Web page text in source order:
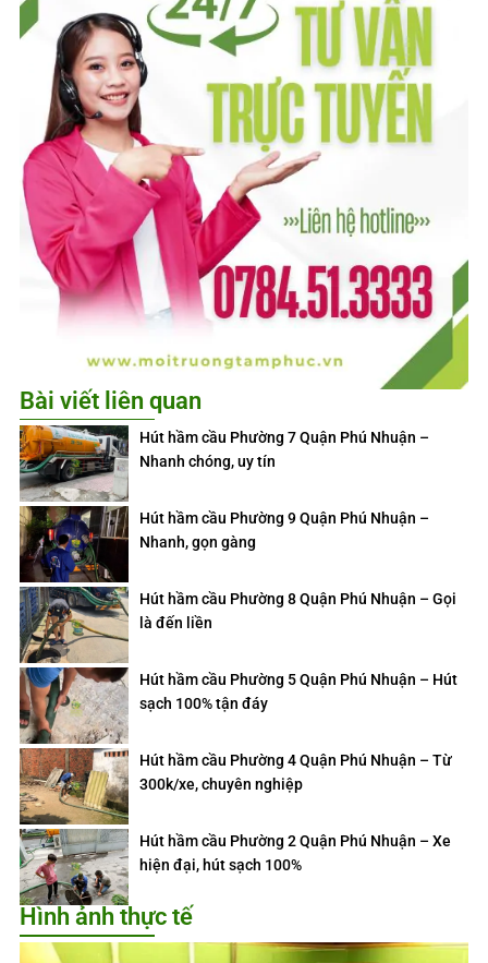
Bài viết liên quan
Hút hầm cầu Phường 7 Quận Phú Nhuận –
Nhanh chóng, uy tín
Hút hầm cầu Phường 9 Quận Phú Nhuận –
Nhanh, gọn gàng
Hút hầm cầu Phường 8 Quận Phú Nhuận – Gọi
là đến liền
Hút hầm cầu Phường 5 Quận Phú Nhuận – Hút
sạch 100% tận đáy
Hút hầm cầu Phường 4 Quận Phú Nhuận – Từ
300k/xe, chuyên nghiệp
Hút hầm cầu Phường 2 Quận Phú Nhuận – Xe
hiện đại, hút sạch 100%
Hình ảnh thực tế